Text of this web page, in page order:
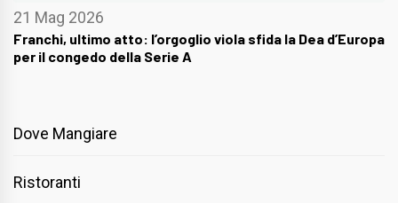
21 Mag 2026
Franchi, ultimo atto: l’orgoglio viola sfida la Dea d’Europa
per il congedo della Serie A
Dove Mangiare
Ristoranti